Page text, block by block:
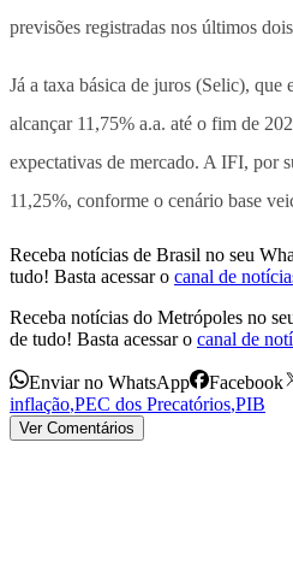
previsões registradas nos últimos
Já a taxa básica de juros (Selic),
alcançar 11,75% a.a. até o fim de
expectativas de mercado. A IFI, por
11,25%, conforme o cenário base
Receba notícias de Brasil no seu
tudo! Basta acessar o canal de
Receba notícias do Metrópoles no
de tudo! Basta acessar o canal de
Enviar no WhatsApp Facebook
inflação,PEC dos Precatórios,PIB
Ver Comentários